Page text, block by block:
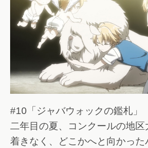
#10「ジャバウォックの鑑札」
二年目の夏、コンクールの地区
着きなく、どこかへと向かった